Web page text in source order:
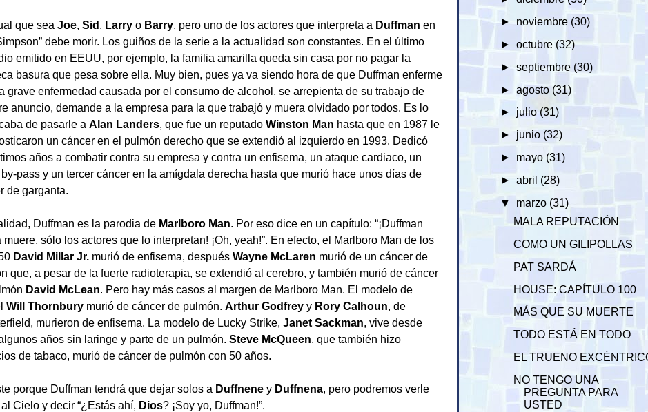
que sea Joe, Sid, Larry o Barry, pero uno de los actores que interpreta a Duffman en
debe morir. Los guiños de la serie a la actualidad son constantes. En el último
emitido en EEUU, por ejemplo, la familia amarilla queda sin casa por no pagar la
basura que pesa sobre ella. Muy bien, pues ya va siendo hora de que Duffman enferme
grave enfermedad causada por el consumo de alcohol, se arrepienta de su trabajo de
anuncio, demande a la empresa para la que trabajó y muera olvidado por todos. Es lo
de pasarle a Alan Landers, que fue un reputado Winston Man hasta que en 1987 le
un cáncer en el pulmón derecho que se extendió al izquierdo en 1993. Dedicó
años a combatir contra su empresa y contra un enfisema, un ataque cardiaco, un
pass y un tercer cáncer en la amígdala derecha hasta que murió hace unos días de
de garganta.
Duffman es la parodia de Marlboro Man. Por eso dice en un capítulo: “¡Duffman
muere, sólo los actores que lo interpretan! ¡Oh, yeah!”. En efecto, el Marlboro Man de los
David Millar Jr. murió de enfisema, después Wayne McLaren murió de un cáncer de
que, a pesar de la fuerte radioterapia, se extendió al cerebro, y también murió de cáncer
David McLean. Pero hay más casos al margen de Marlboro Man. El modelo de
Will Thornbury murió de cáncer de pulmón. Arthur Godfrey y Rory Calhoun, de
murieron de enfisema. La modelo de Lucky Strike, Janet Sackman, vive desde
años sin laringe y parte de un pulmón. Steve McQueen, que también hizo
de tabaco, murió de cáncer de pulmón con 50 años.
porque Duffman tendrá que dejar solos a Duffnene y Duffnena, pero podremos verle
Cielo y decir “¿Estás ahí, Dios? ¡Soy yo, Duffman!”.
► noviembre (30)
► octubre (32)
► septiembre (30)
► agosto (31)
► julio(31)
► junio (32)
► mayo (31)
► abril (28)
▼ marzo (31)
MALA REPUTACIÓN
COMO UN GILIPOLLAS
PAT SARDÁ
HOUSE: CAPÍTULO 100
MÁS QUE SU MUERTE
TODO ESTÁ EN TODO
EL TRUENO
NO TENGO UNA
PREGUNTA PARA
USTED